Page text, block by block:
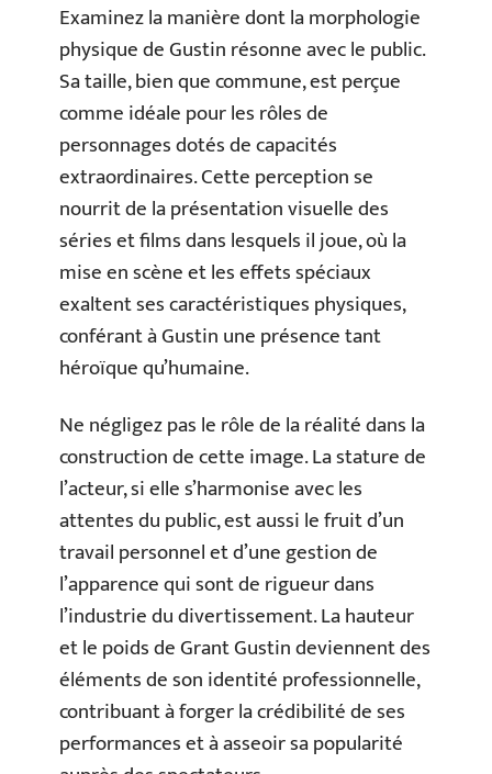
Examinez la manière dont la morphologie
physique de Gustin résonne avec le public.
Sa taille, bien que commune, est perçue
comme idéale pour les rôles de
personnages dotés de capacités
extraordinaires. Cette perception se
nourrit de la présentation visuelle des
séries et films dans lesquels il joue, où la
mise en scène et les effets spéciaux
exaltent ses caractéristiques physiques,
conférant à Gustin une présence tant
héroïque qu’humaine.
Ne négligez pas le rôle de la réalité dans la
construction de cette image. La stature de
l’acteur, si elle s’harmonise avec les
attentes du public, est aussi le fruit d’un
travail personnel et d’une gestion de
l’apparence qui sont de rigueur dans
l’industrie du divertissement. La hauteur
et le poids de Grant Gustin deviennent des
éléments de son identité professionnelle,
contribuant à forger la crédibilité de ses
performances et à asseoir sa popularité